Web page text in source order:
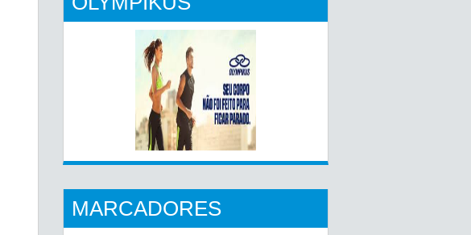
MARCADORES